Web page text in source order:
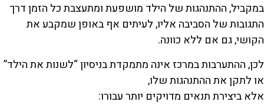
במקביל, ההתנהגות של הילד מושפעת ומתעצבת כל הזמן דרך
התגובות של הסביבה אליו, לעיתים אף באופן שמקבע את
הקושי, גם אם ללא כוונה.
לכן, ההתערבות במרכז אינה מתמקדת בניסיון “לשנות את הילד”
או לתקן את ההתנהגות שלו,
אלא ביצירת תנאים מדויקים יותר עבורו: